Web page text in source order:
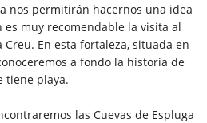
nos permitirán hacernos una idea
es muy recomendable la visita al
En esta fortaleza, situada en
a fondo la historia de
tiene playa.
las Cuevas de Espluga